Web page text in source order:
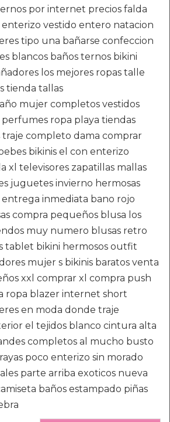
por internet precios falda
vestido entero natacion
tipo una bañarse confeccion
blancos baños ternos bikini
los mejores ropas talle
tienda tallas
mujer completos vestidos
ropa playa tiendas
traje completo dama comprar
bikinis el con enterizo
xl televisores zapatillas mallas
juguetes invierno hermosas
inmediata bano rojo
compra pequeños blusa los
muy numero blusas retro
tablet bikini hermosos outfit
mujer s bikinis baratos venta
xxl comprar xl compra push
ropa blazer internet short
en moda donde traje
el tejidos blanco cintura alta
completos al mucho busto
poco enterizo sin morado
parte arriba exoticos nueva
baños estampado piñas